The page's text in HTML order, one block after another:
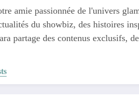
amie passionnée de l'univers
du showbiz, des histoires
partage des contenus exclusifs,